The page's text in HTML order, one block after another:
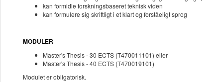
kan formidle forskningsbaseret teknisk viden
kan formulere sig skriftligt i et klart og forståeligt sprog
MODULER
Master's Thesis - 30 ECTS (T470011101) eller
Master's Thesis - 40 ECTS (T470019101)
Modulet er obligatorisk.